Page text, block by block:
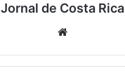
Jornal de Costa Rica